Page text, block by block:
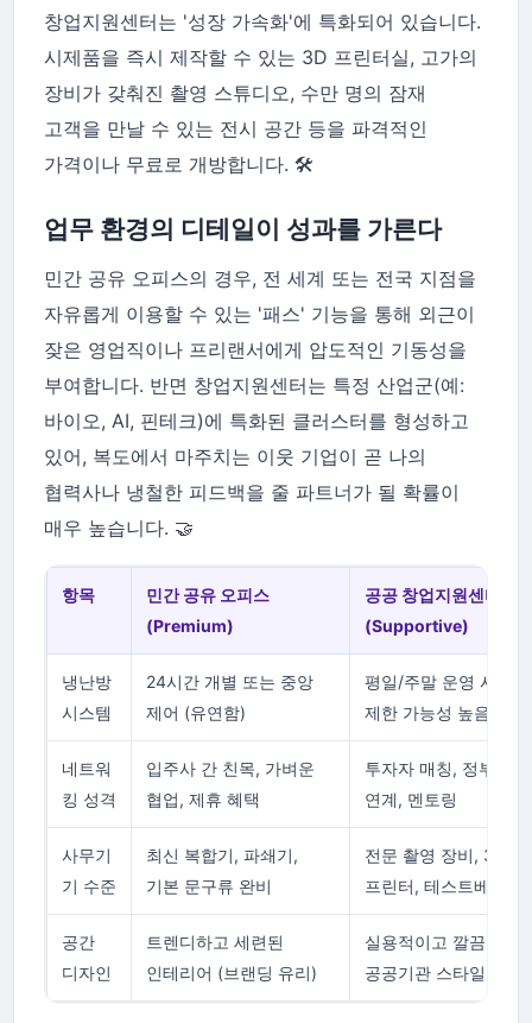
창업지원센터는 '성장 가속화'에 특화되어 있습니다.
시제품을 즉시 제작할 수 있는 3D 프린터실, 고가의
장비가 갖춰진 촬영 스튜디오, 수만 명의 잠재
고객을 만날 수 있는 전시 공간 등을 파격적인
가격이나 무료로 개방합니다. 🛠️
업무 환경의 디테일이 성과를 가른다
민간 공유 오피스의 경우, 전 세계 또는 전국 지점을
자유롭게 이용할 수 있는 '패스' 기능을 통해 외근이
잦은 영업직이나 프리랜서에게 압도적인 기동성을
부여합니다. 반면 창업지원센터는 특정 산업군(예:
바이오, AI, 핀테크)에 특화된 클러스터를 형성하고
있어, 복도에서 마주치는 이웃 기업이 곧 나의
협력사나 냉철한 피드백을 줄 파트너가 될 확률이
매우 높습니다. 🤝
항목
민간 공유 오피스
(Premium)
공공 창업지원센터
(Supportive)
냉난방
시스템
24시간 개별 또는 중앙
제어 (유연함)
평일/주말 운영 시간
제한 가능성 높음
네트워
킹 성격
입주사 간 친목, 가벼운
협업, 제휴 혜택
투자자 매칭, 정부 과제
연계, 멘토링
사무기
기 수준
최신 복합기, 파쇄기,
기본 문구류 완비
전문 촬영 장비, 3D
프린터, 테스트베드
공간
디자인
트렌디하고 세련된
인테리어 (브랜딩 유리)
실용적이고 깔끔한
공공기관 스타일